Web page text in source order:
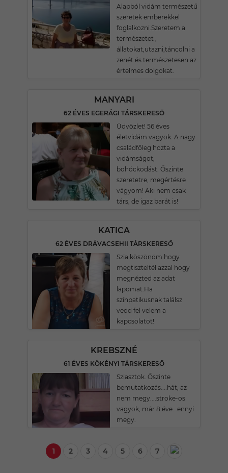
Alapból vidám természetű
szeretek emberekkel
foglalkozni.Szeretem a
természetet ,
állatokat,utazni,táncolni a
zenét és természetesen az
értelmes dolgokat.
MANYARI
62 ÉVES EGERÁGI TÁRSKERESŐ
Üdvözlet! 56 éves
életvidám vagyok. A nagy
családfőleg hozta a
vidámságot,
bohóckodást. Őszinte
szeretetre, megértésre
vágyom! Aki nem csak
társ, de igaz barát is!
KATICA
62 ÉVES DRÁVACSEHII TÁRSKERESŐ
Szia köszönöm hogy
megtiszteltél azzal hogy
megnézted az adat
lapomat.Ha
színpatikusnak találsz
vedd fel velem a
kapcsolatot!
KREBSZNÉ
61 ÉVES KÖKÉNYI TÁRSKERESŐ
Sziasztok. Őszinte
bemutatkozás....hát, az
nem megy....stroke-os
vagyok, már 8 éve...ennyi
megy.
1 2 3 4 5 6 7